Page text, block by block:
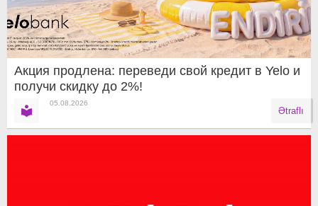
Акция продлена: переведи свой кредит в Yelo и
получи скидку до 2%!
05.08.2026
Ətraflı